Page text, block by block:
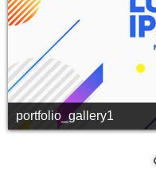
portfolio_gallery1